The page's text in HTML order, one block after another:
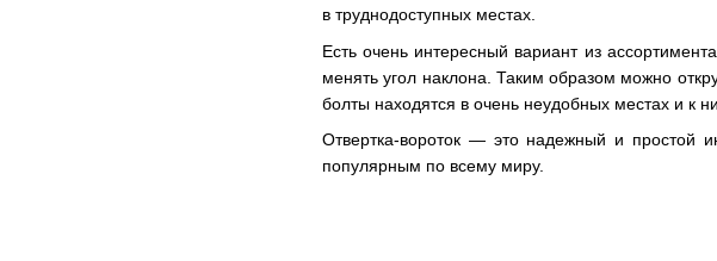
в труднодоступных местах.
Есть очень интересный вариант из
менять угол наклона. Таким образом можно
болты находятся в очень неудобных местах и к
Отвертка-вороток — это надежный и простой
популярным по всему миру.